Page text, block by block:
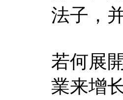
法子，
若何展
業来增